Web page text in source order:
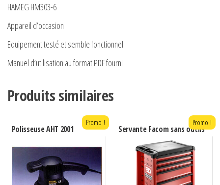
HAMEG HM303-6
Appareil d’occasion
Equipement testé et semble fonctionnel
Manuel d’utilisation au format PDF fourni
Produits similaires
Polisseuse AHT 2001
Promo !
Servante Facom sans outils
Promo !